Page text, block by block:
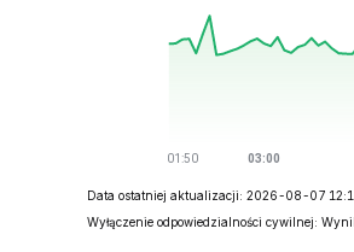
Data ostatniej aktualizacji: 2026-08-07
Wyłączenie odpowiedzialności cywilnej: